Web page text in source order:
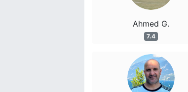
Ahmed G.
7.4